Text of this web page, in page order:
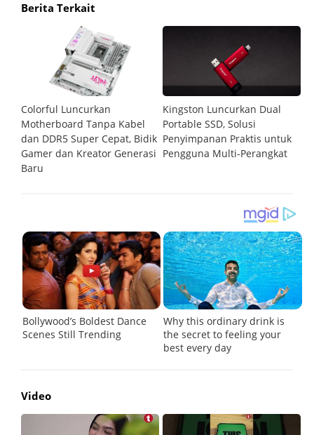
Berita Terkait
Colorful Luncurkan
Motherboard Tanpa Kabel
dan DDR5 Super Cepat, Bidik
Gamer dan Kreator Generasi
Baru
Kingston Luncurkan Dual
Portable SSD, Solusi
Penyimpanan Praktis untuk
Pengguna Multi-Perangkat
Video